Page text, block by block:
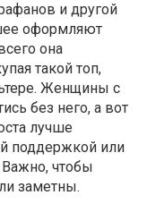
и другой
оформляют
она
такой топ,
Женщины с
без него, а вот
лучше
поддержкой или
Важно, чтобы
заметны.